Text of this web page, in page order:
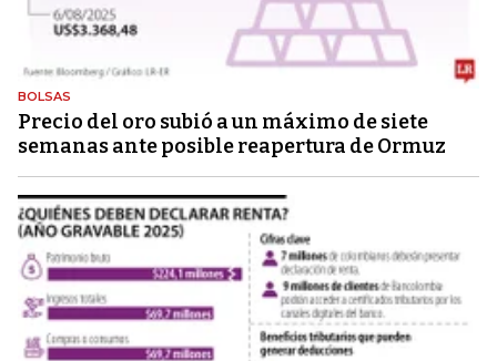
BOLSAS
Precio del oro subió a un máximo de siete
semanas ante posible reapertura de Ormuz